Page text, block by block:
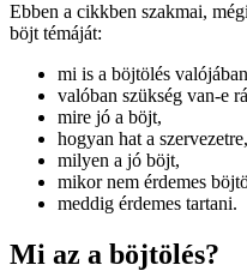
Ebben a cikkben szakmai,
böjt témáját:
mi is a böjtölés
valóban szükség van-e
mire jó a böjt,
hogyan hat a szervezetre,
milyen a jó böjt,
mikor nem érdemes
meddig érdemes tartani.
Mi az a böjtölés?